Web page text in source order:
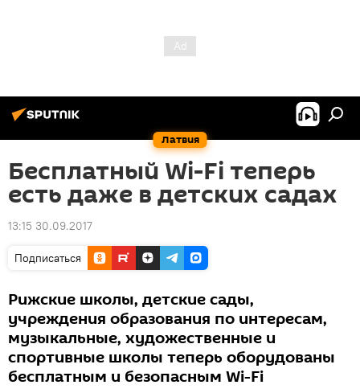
Латвия
Бесплатный Wi-Fi теперь
есть даже в детских садах
13:15 30.09.2017
Подписаться
Рижские школы, детские сады,
учреждения образования по интересам,
музыкальные, художественные и
спортивные школы теперь оборудованы
бесплатным и безопасным Wi-Fi